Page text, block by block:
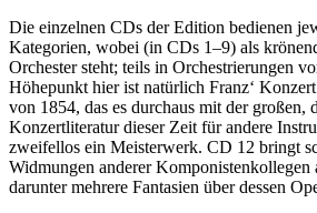
Die einzelnen CDs der Edition bedienen
Kategorien, wobei (in CDs 1–9) als
Orchester steht; teils in Orchestrierungen
Höhepunkt hier ist natürlich Franz‘
von 1854, das es durchaus mit der großen,
Konzertliteratur dieser Zeit für andere
zweifellos ein Meisterwerk. CD 12 bringt
Widmungen anderer Komponistenkollegen
darunter mehrere Fantasien über dessen